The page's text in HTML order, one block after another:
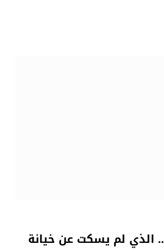
الذي لم يسكت عن خيانة